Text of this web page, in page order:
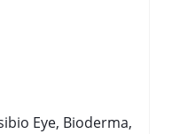
Eye, Bioderma,